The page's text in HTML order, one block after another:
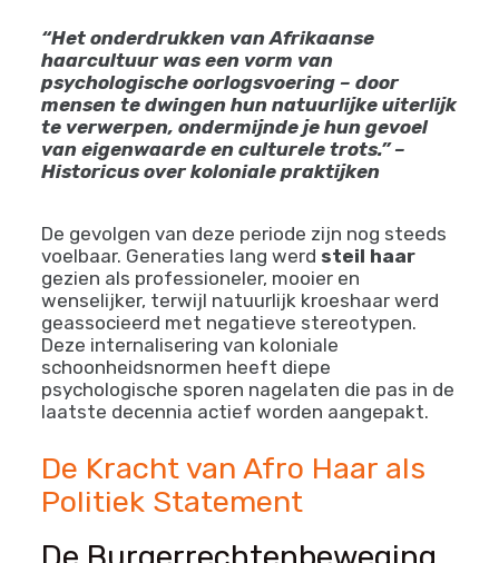
vaak gedwongen hun haar te bedekken of te
veranderen, waarbij traditionele haarkapsels
werden verboden als een manier om culturele
banden te verbreken.
“Het onderdrukken van Afrikaanse
haarcultuur was een vorm van
te verwerpen, ondermijnde je hun gevoel
van eigenwaarde en culturele trots.” –
Historicus over koloniale praktijken
De gevolgen van deze periode zijn nog steeds
voelbaar. Generaties lang werdsteil haar
gezien als professioneler, mooier en
wenselijker, terwijl natuurlijk kroeshaar werd
Deze internalisering van koloniale
schoonheidsnormen heeft diepe
psychologische sporen nagelaten die pas in de